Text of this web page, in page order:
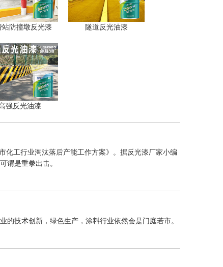
站防撞墩反光漆 隧道反光油漆
强反光油漆
化工行业淘汰落后产能工作方案》。据反光漆厂家小编
谓是重拳出击。
技术创新，绿色生产，涂料行业依然会是门庭若市。